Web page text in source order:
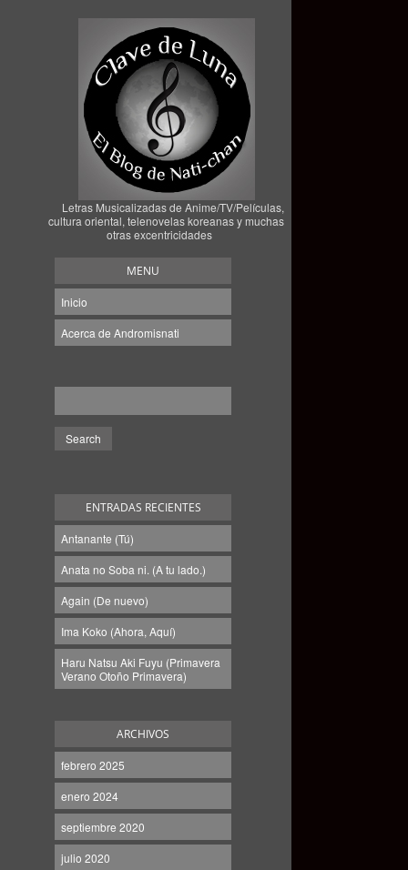
Letras Musicalizadas de Anime/TV/Películas,
cultura oriental, telenovelas koreanas y muchas
otras excentricidades
MENU
Inicio
Acerca de Andromisnati
ENTRADAS RECIENTES
Antanante (Tú)
Anata no Soba ni. (A tu lado.)
Again (De nuevo)
Ima Koko (Ahora, Aquí)
Haru Natsu Aki Fuyu (Primavera
Verano Otoño Primavera)
ARCHIVOS
febrero 2025
enero 2024
septiembre 2020
julio 2020